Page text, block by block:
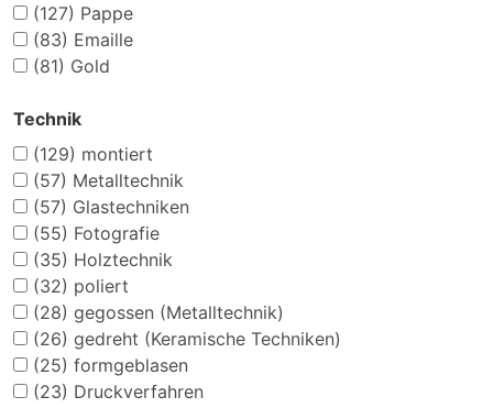
(127) Pappe
(83) Emaille
(81) Gold
Technik
(129) montiert
(57) Metalltechnik
(57) Glastechniken
(55) Fotografie
(35) Holztechnik
(32) poliert
(28) gegossen (Metalltechnik)
(26) gedreht (Keramische Techniken)
(25) formgeblasen
(23) Druckverfahren